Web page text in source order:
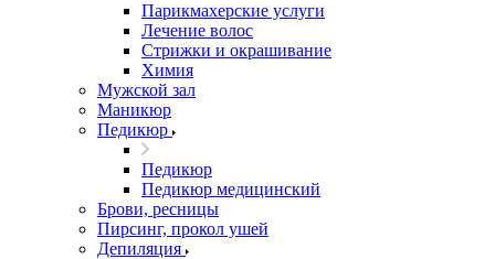
Парикмахерские услуги
Лечение волос
Стрижки и окрашивание
Химия
Мужской зал
Маникюр
Педикюр
Педикюр
Педикюр медицинский
Брови, ресницы
Пирсинг, прокол ушей
Депиляция